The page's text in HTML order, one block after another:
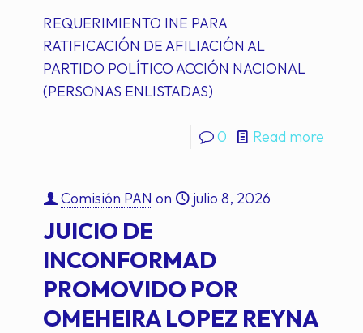
REQUERIMIENTO INE PARA
RATIFICACIÓN DE AFILIACIÓN AL
PARTIDO POLÍTICO ACCIÓN NACIONAL
(PERSONAS ENLISTADAS)
0 Read more
Comisión PAN on julio 8, 2026
JUICIO DE
INCONFORMAD
PROMOVIDO POR
OMEHEIRA LOPEZ REYNA